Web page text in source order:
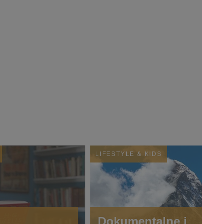
LIFESTYLE & KIDS
Dokumentalne i